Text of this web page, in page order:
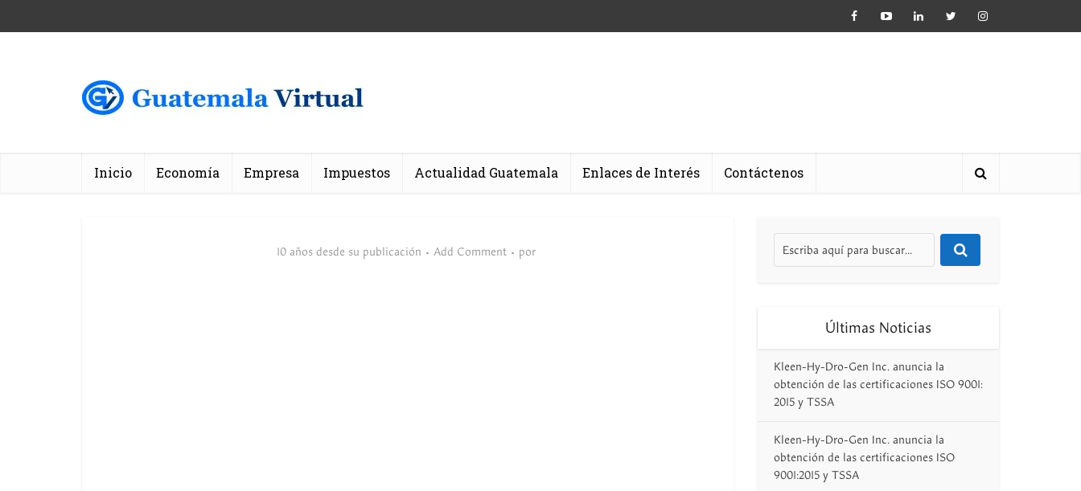
Inicio Economía Empresa Impuestos Actualidad Guatemala Enlaces de Interés Contáctenos
10 años desde su publicación Add Comment por
Últimas Noticias
Kleen-Hy-Dro-Gen Inc. anuncia la
obtención de las certificaciones ISO 9001:
2015 y TSSA
Kleen-Hy-Dro-Gen Inc. anuncia la
obtención de las certificaciones ISO
9001:2015 y TSSA